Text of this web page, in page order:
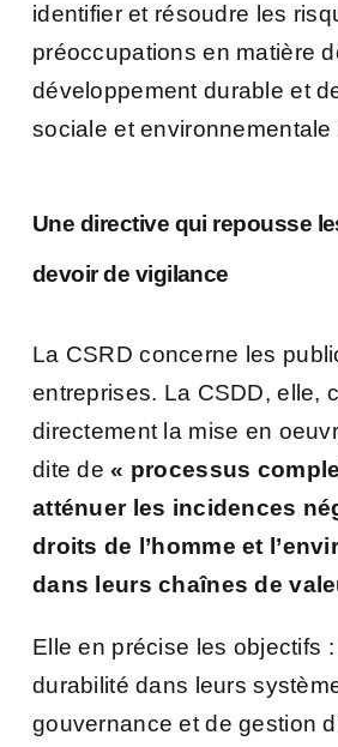
identifier et résoudre les
préoccupations en matière
développement durable et
sociale et environnementale
Une directive qui repousse
devoir de vigilance
La CSRD concerne les
entreprises. La CSDD, elle,
directement la mise en
dite de« processus
atténuer les incidences
droits de l’homme et
dans leurs chaînes de
Elle en précise les objectifs
durabilité dans leurs
gouvernance et de gestion